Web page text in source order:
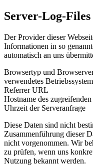
Server-Log-Files
Der Provider dieser
Informationen in so
automatisch an uns
Browsertyp und
verwendetes Betriebssystem
Referrer URL
Hostname des
Uhrzeit der Serveranfrage
Diese Daten sind nicht
Zusammenführung dieser
nicht vorgenommen. Wir
zu prüfen, wenn uns
Nutzung bekannt werden.